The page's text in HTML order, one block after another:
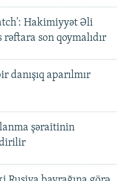
Hakimiyyət Əli
son qoymalıdır
danışıq aparılmır
şəraitinin